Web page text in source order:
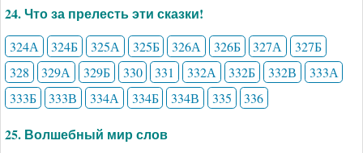
24. Что за прелесть эти сказки!
324А 324Б 325А 325Б 326А 326Б 327А
327Б
328
329А 329Б 330 331 332А 332Б 332В
333А
333Б
333В 334А 334Б 334В 335 336
25. Волшебный мир слов